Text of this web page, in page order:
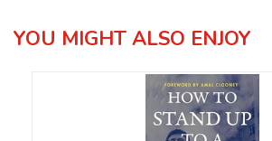
YOU MIGHT ALSO ENJOY